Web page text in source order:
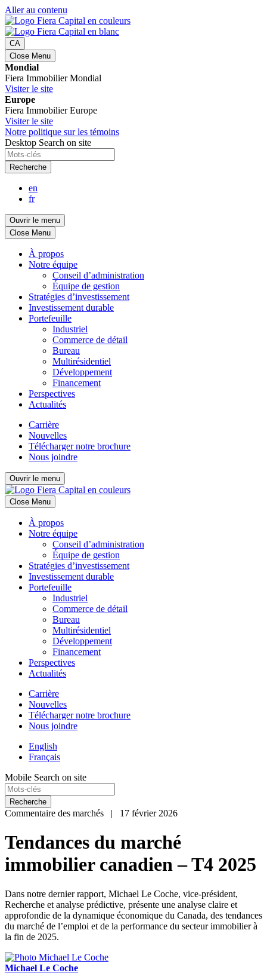
Aller au contenu
CA
Close Menu
Mondial
Fiera Immobilier Mondial
Visiter le site
Europe
Fiera Immobilier Europe
Visiter le site
Notre politique sur les témoins
Desktop Search on site
Recherche
en
fr
Ouvrir le menu
Close Menu
À propos
Notre équipe
Conseil d’administration
Équipe de gestion
Stratégies d’investissement
Investissement durable
Portefeuille
Industriel
Commerce de détail
Bureau
Multirésidentiel
Développement
Financement
Perspectives
Actualités
Carrière
Nouvelles
Télécharger notre brochure
Nous joindre
Ouvrir le menu
Close Menu
À propos
Notre équipe
Conseil d’administration
Équipe de gestion
Stratégies d’investissement
Investissement durable
Portefeuille
Industriel
Commerce de détail
Bureau
Multirésidentiel
Développement
Financement
Perspectives
Actualités
Carrière
Nouvelles
Télécharger notre brochure
Nous joindre
English
Français
Mobile Search on site
Recherche
Commentaire des marchés | 17 février 2026
Tendances du marché
immobilier canadien – T4 2025
Dans notre dernier rapport, Michael Le Coche, vice-président,
Recherche et analyse prédictive, présente une analyse claire et
approfondie de la dynamique économique du Canada, des tendances
du marché de l’emploi et de la performance du secteur immobilier à
la fin de 2025.
Michael Le Coche